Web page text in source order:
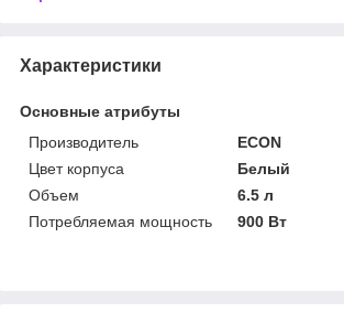
Характеристики
Основные атрибуты
Производитель
ECON
Цвет корпуса
Белый
Объем
6.5 л
Потребляемая мощность
900 Вт